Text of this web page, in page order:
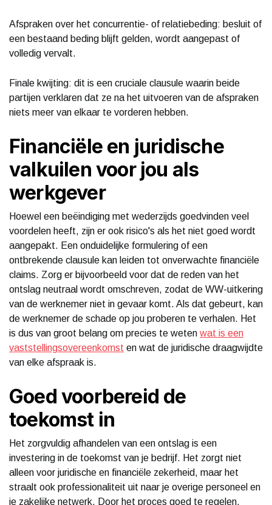
Afspraken over het concurrentie- of relatiebeding: besluit of
een bestaand beding blijft gelden, wordt aangepast of
volledig vervalt.
Finale kwijting: dit is een cruciale clausule waarin beide
partijen verklaren dat ze na het uitvoeren van de afspraken
niets meer van elkaar te vorderen hebben.
Financiële en juridische
valkuilen voor jou als
werkgever
Hoewel een beëindiging met wederzijds goedvinden veel
voordelen heeft, zijn er ook risico's als het niet goed wordt
aangepakt. Een onduidelijke formulering of een
ontbrekende clausule kan leiden tot onverwachte financiële
claims. Zorg er bijvoorbeeld voor dat de reden van het
ontslag neutraal wordt omschreven, zodat de WW-uitkering
van de werknemer niet in gevaar komt. Als dat gebeurt, kan
de werknemer de schade op jou proberen te verhalen. Het
is dus van groot belang om precies te weten wat is een
vaststellingsovereenkomst en wat de juridische draagwijdte
van elke afspraak is.
Goed voorbereid de
toekomst in
Het zorgvuldig afhandelen van een ontslag is een
investering in de toekomst van je bedrijf. Het zorgt niet
alleen voor juridische en financiële zekerheid, maar het
straalt ook professionaliteit uit naar je overige personeel en
je zakelijke netwerk. Door het proces goed te regelen,